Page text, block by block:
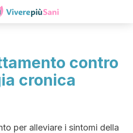
contro
cronica
per alleviare i sintomi della